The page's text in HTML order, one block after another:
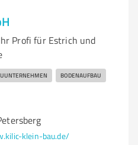
Profi für Estrich und
BODENAUFBAU
klein-bau.de/